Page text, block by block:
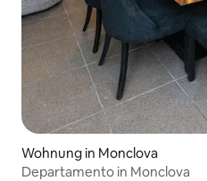
Wohnung in Monclova
Departamento in Monclova